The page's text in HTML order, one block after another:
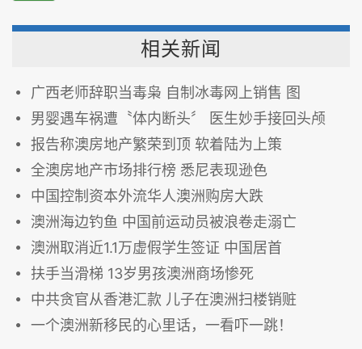
相关新闻
广西老师辞职当毒枭 自制冰毒网上销售 图
男婴遇车祸遭〝体内断头〞 医生妙手接回头颅
报告称澳房地产繁荣到顶 软着陆为上策
全澳房地产市场排行榜 悉尼表现逊色
中国控制资本外流华人澳洲购房大跌
澳洲海边钓鱼 中国前运动员被浪卷走溺亡
澳洲取消近1.1万虚假学生签证 中国居首
扶手当滑梯 13岁男孩澳洲商场惨死
中共贪官从香港汇款 儿子在澳洲扫楼销赃
一个澳洲新移民的心里话，一看吓一跳！